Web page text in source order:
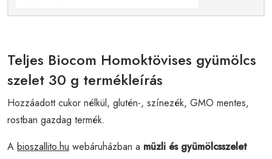
Teljes Biocom Homoktövises gyümölcs
szelet 30 g termékleírás
Hozzáadott cukor nélkül, glutén-, színezék, GMO mentes,
rostban gazdag termék.
A bioszallito.hu webáruházban a müzli és gyümölcsszelet